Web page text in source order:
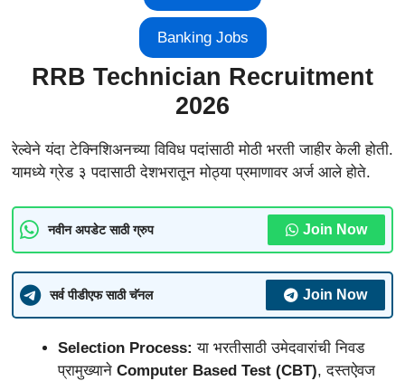
Banking Jobs
RRB Technician Recruitment
2026
रेल्वेने यंदा टेक्निशिअनच्या विविध पदांसाठी मोठी भरती जाहीर केली होती.
यामध्ये ग्रेड ३ पदासाठी देशभरातून मोठ्या प्रमाणावर अर्ज आले होते.
नवीन अपडेट साठी ग्रुप Join Now
सर्व पीडीएफ साठी चॅनल Join Now
Selection Process: या भरतीसाठी उमेदवारांची निवड
प्रामुख्याने Computer Based Test (CBT), दस्तऐवज